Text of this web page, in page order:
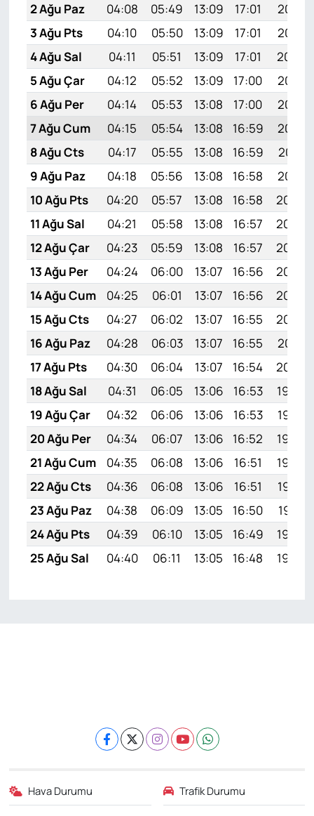
2 Ağu Paz
04:08 05:49 13:09 17:01
20:18
3 Ağu Pts
04:10 05:50 13:09 17:01
20:17
4 Ağu Sal
04:11 05:51 13:09 17:01
20:16
5 Ağu Çar
04:12 05:52 13:09 17:00
20:15
6 Ağu Per
04:14 05:53 13:08 17:00
20:14
7 Ağu Cum
04:15 05:54 13:08 16:59
20:13
8 Ağu Cts
04:17 05:55 13:08 16:59
20:11
9 Ağu Paz
04:18 05:56 13:08 16:58
20:10
10 Ağu Pts
04:20 05:57 13:08 16:58
20:09
11 Ağu Sal
04:21 05:58 13:08 16:57
20:08
12 Ağu Çar
04:23 05:59 13:08 16:57
20:06
13 Ağu Per
04:24 06:00 13:07 16:56
20:05
14 Ağu Cum
04:25 06:01 13:07 16:56
20:04
15 Ağu Cts
04:27 06:02 13:07 16:55
20:02
16 Ağu Paz
04:28 06:03 13:07 16:55
20:01
17 Ağu Pts
04:30 06:04 13:07 16:54
20:00
18 Ağu Sal
04:31 06:05 13:06 16:53
19:58
19 Ağu Çar
04:32 06:06 13:06 16:53
19:57
20 Ağu Per
04:34 06:07 13:06 16:52
19:56
21 Ağu Cum
04:35 06:08 13:06 16:51
19:54
22 Ağu Cts
04:36 06:08 13:06 16:51
19:53
23 Ağu Paz
04:38 06:09 13:05 16:50
19:51
24 Ağu Pts
04:39 06:10 13:05 16:49
19:50
25 Ağu Sal
04:40 06:11 13:05 16:48 19:48
Hava Durumu Trafik Durumu